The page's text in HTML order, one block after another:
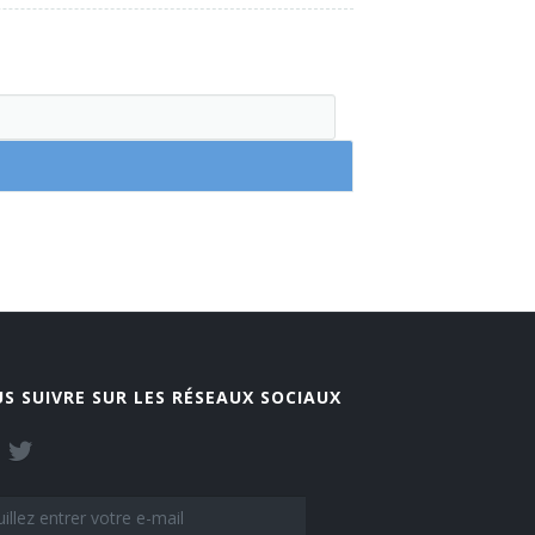
SUIVRE SUR LES RÉSEAUX SOCIAUX